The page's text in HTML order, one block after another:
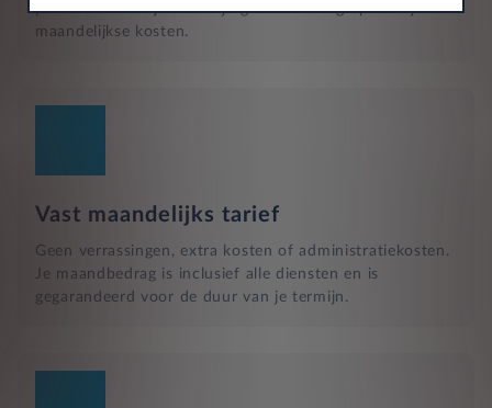
problemen met je auto zijn gewoon inbegrepen in je
maandelijkse kosten.
Vast maandelijks tarief
Geen verrassingen, extra kosten of administratiekosten.
Je maandbedrag is inclusief alle diensten en is
gegarandeerd voor de duur van je termijn.